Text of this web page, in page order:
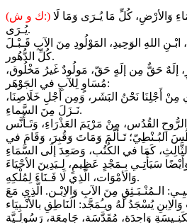
(ك و ش:) وَالأرْضِ، كُلِّ مَا يُـرَى وَمَا لَا
يُـرَى.
اللهِ الوَحِيدِ، المَوْلُودِ مِنَ الآبِ قَـبْـلَ
كُلِّ الدُّهُور.
إلَهٌ حَقٌّ مِن إلَهٍ حَقّ، مَولُودٌ غَيرُ مَخْلُوق،
مُسَاوٍ لِلآبِ في الجَوْهَر:
أَجْلِنَا نَحْنُ البَشَر، وَمِن أَجْلِ خَلَاصِنَا،
نَـزَلَ مِنَ السَّماءِ.
البُـنْطِيّ؛ تَـألَّمَ وَمَاتَ وَقُبِرَ، وَقَامَ في
سَيَأْتِـي بِـمَجْدٍ عَظِيمٍ، لِـيَدِينَ الأحْيَاءَ
وَالأمْوَات، الَّذِي لَا فَـنَاءَ لِمُلْكِهِ.
الـمُنْـبَـثِقِ مِنَ الآبِ وَالاِبْـن. الَّذِي مَعَ